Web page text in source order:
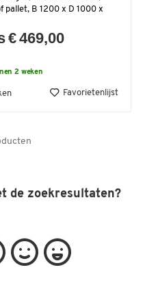
pallet, B 1200 x D 1000 x
€ 469,00
2 weken
Favorietenlijst
de zoekresultaten?